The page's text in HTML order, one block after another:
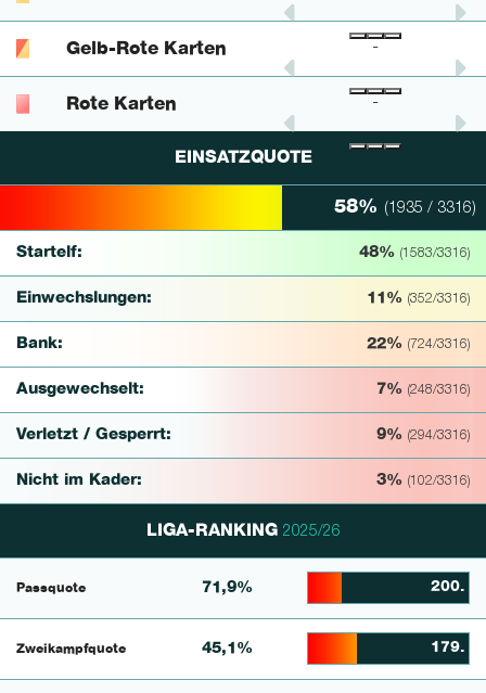
Gelb-Rote Karten
- -
Rote Karten
- -
EINSATZQUOTE
58% (1935 / 3316)
Startelf: 48% (1583/3316)
Einwechslungen: 11% (352/3316)
Bank: 22% (724/3316)
Ausgewechselt: 7% (248/3316)
Verletzt / Gesperrt: 9% (294/3316)
Nicht im Kader: 3% (102/3316)
LIGA-RANKING 2025/26
Passquote 71,9% 200.
Zweikampfquote 45,1% 179.